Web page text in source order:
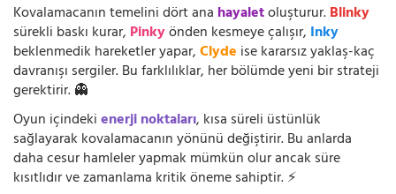
Kovalamacanın temelini dört ana hayaletoluşturur.Blinky
sürekli baskı kurar, Pinkyönden kesmeye çalışır, Inky
beklenmedik hareketler yapar,Clyde ise kararsız yaklaş-kaç
davranışı sergiler. Bu farklılıklar, her bölümde yeni bir strateji
gerektirir. 👻
Oyun içindekienerji noktaları, kısa süreli üstünlük
sağlayarak kovalamacanın yönünü değiştirir. Bu anlarda
daha cesur hamleler yapmak mümkün olur ancak süre
kısıtlıdır ve zamanlama kritik öneme sahiptir. ⚡